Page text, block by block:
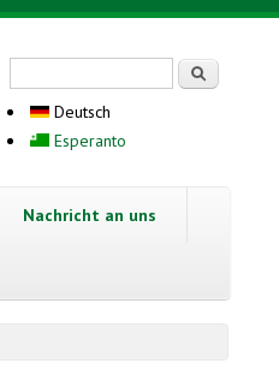
Deutsch
Esperanto
Nachricht an uns